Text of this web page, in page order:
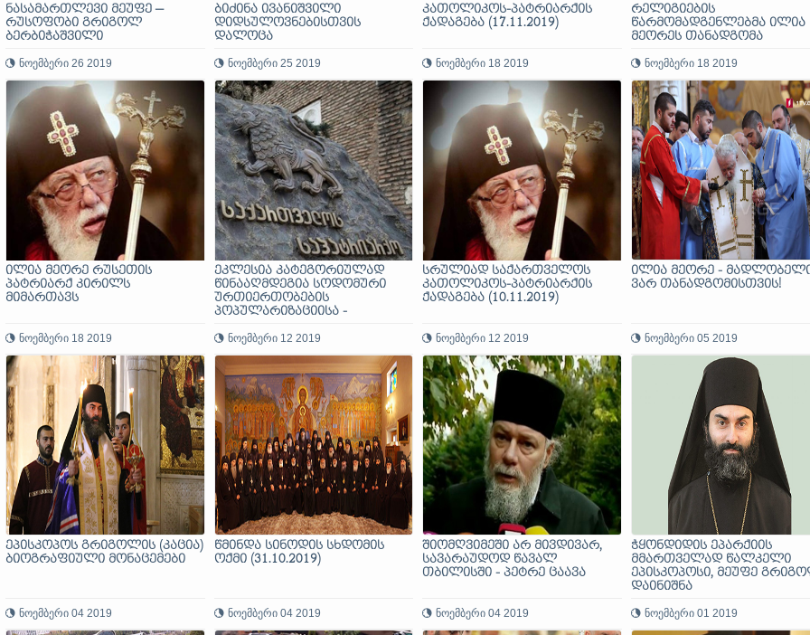
ნასამართლევი მეუფე —
რუსოფობი გრიგოლ
ბერბიჭაშვილი
ნოემბერი 26 2019
ბიძინა ივანიშვილი
დიდსულოვნებისთვის
დალოცა
ნოემბერი 25 2019
კათოლიკოს-პატრიარქის
ქადაგება (17.11.2019)
ნოემბერი 18 2019
რელიგიების
წარმომადგენლებმა ილია
მეორეს თანადგომა
ნოემბერი 18 2019
ილია მეორე რუსეთის
პატრიარქ კირილს
მიმართავს
ნოემბერი 18 2019
ეკლესია კატეგორიულად
წინააღმდეგია სოდომური
ურთიერთობების
პოპულარიზაციისა -
ნოემბერი 12 2019
სრულიად საქართველოს
კათოლიკოს-პატრიარქის
ქადაგება (10.11.2019)
ნოემბერი 12 2019
ილია მეორე -
ვარ თანადგომისთვის!
ნოემბერი 05 2019
ეპისკოპოს გრიგოლის (კაცია)
ბიოგრაფიული მონაცემები
ნოემბერი 04 2019
წმინდა სინოდის სხდომის
ოქმი (31.10.2019)
ნოემბერი 04 2019
შიომღვიმეში არ მივდივარ,
სავარაუდოდ წავალ
თბილისში - პეტრე ცაავა
ნოემბერი 04 2019
ჭყონდიდის ეპარქიის
მმართველად წალკელი
ეპისკოპოსი, მეუფე
დაინიშნა
ნოემბერი 01 2019